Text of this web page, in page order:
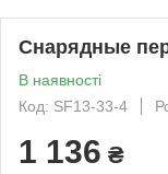
Снарядные
В наявності
Код: SF13-33-4
1 136 ₴